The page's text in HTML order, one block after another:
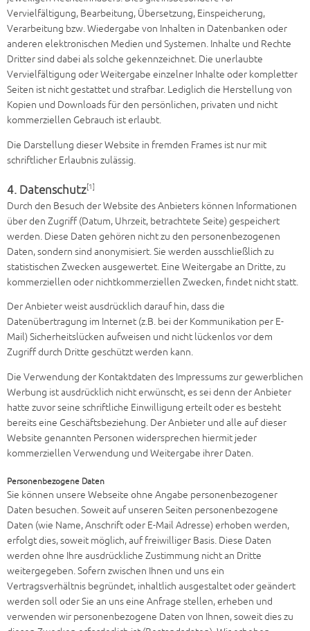
Vervielfältigung, Bearbeitung, Übersetzung, Einspeicherung,
Verarbeitung bzw. Wiedergabe von Inhalten in Datenbanken oder
anderen elektronischen Medien und Systemen. Inhalte und Rechte
Dritter sind dabei als solche gekennzeichnet. Die unerlaubte
Vervielfältigung oder Weitergabe einzelner Inhalte oder kompletter
Seiten ist nicht gestattet und strafbar. Lediglich die Herstellung von
Kopien und Downloads für den persönlichen, privaten und nicht
kommerziellen Gebrauch ist erlaubt.
Die Darstellung dieser Website in fremden Frames ist nur mit
schriftlicher Erlaubnis zulässig.
4. Datenschutz[1]
Durch den Besuch der Website des Anbieters können Informationen
über den Zugriff (Datum, Uhrzeit, betrachtete Seite) gespeichert
werden. Diese Daten gehören nicht zu den personenbezogenen
Daten, sondern sind anonymisiert. Sie werden ausschließlich zu
statistischen Zwecken ausgewertet. Eine Weitergabe an Dritte, zu
kommerziellen oder nichtkommerziellen Zwecken, findet nicht statt.
Der Anbieter weist ausdrücklich darauf hin, dass die
Datenübertragung im Internet (z.B. bei der Kommunikation per E-
Mail) Sicherheitslücken aufweisen und nicht lückenlos vor dem
Zugriff durch Dritte geschützt werden kann.
Die Verwendung der Kontaktdaten des Impressums zur gewerblichen
Werbung ist ausdrücklich nicht erwünscht, es sei denn der Anbieter
hatte zuvor seine schriftliche Einwilligung erteilt oder es besteht
bereits eine Geschäftsbeziehung. Der Anbieter und alle auf dieser
Website genannten Personen widersprechen hiermit jeder
kommerziellen Verwendung und Weitergabe ihrer Daten.
Personenbezogene Daten
Sie können unsere Webseite ohne Angabe personenbezogener
Daten besuchen. Soweit auf unseren Seiten personenbezogene
Daten (wie Name, Anschrift oder E-Mail Adresse) erhoben werden,
erfolgt dies, soweit möglich, auf freiwilliger Basis. Diese Daten
werden ohne Ihre ausdrückliche Zustimmung nicht an Dritte
weitergegeben. Sofern zwischen Ihnen und uns ein
Vertragsverhältnis begründet, inhaltlich ausgestaltet oder geändert
werden soll oder Sie an uns eine Anfrage stellen, erheben und
verwenden wir personenbezogene Daten von Ihnen, soweit dies zu